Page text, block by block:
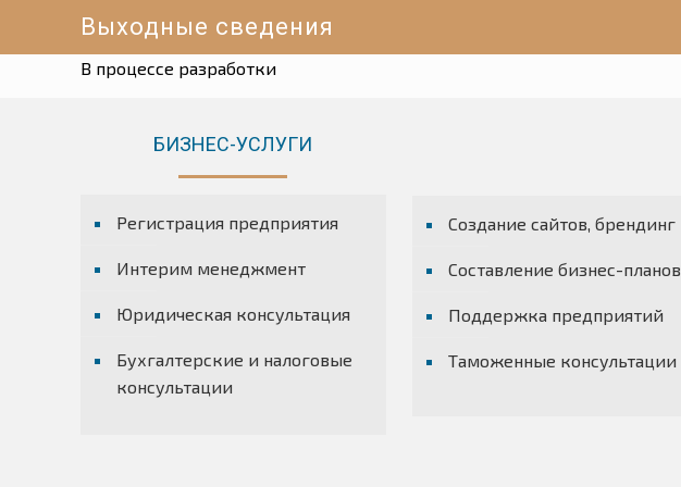
Выходные сведения
В процессе разработки
БИЗНЕС-УСЛУГИ
Регистрация предприятия
Интерим менеджмент
Юридическая консультация
Бухгалтерские и налоговые
консультации
Создание сайтов, брендинг
Составление бизнес-планов
Поддержка предприятий
Таможенные консультации